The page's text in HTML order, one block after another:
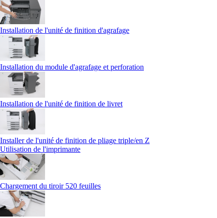
Installation de l'unité de finition d'agrafage
Installation du module d'agrafage et perforation
Installation de l'unité de finition de livret
Installer de l'unité de finition de pliage triple/en Z
Utilisation de l'imprimante
Chargement du tiroir 520 feuilles